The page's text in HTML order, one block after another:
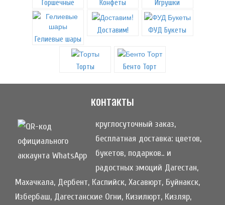
Горшечные Конфеты Игрушки
Гелиевые шары
Доставим! ФУД Букеты
Торты Бенто Торт
контакты
круглосуточный заказ,
бесплатная доставка: цветов,
букетов, подарков.. и
радостных эмоций Дагестан,
Махачкала, Дербент, Каспийск, Хасавюрт, Буйнакск,
Избербаш, Дагестанские Огни, Кизилюрт, Кизляр,